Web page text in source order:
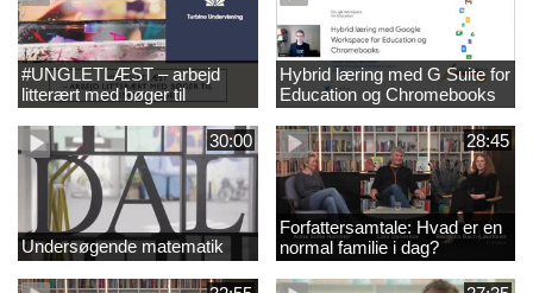
#UNGLETLÆST – arbejd
litterært med bøger til
læsesvage unge
Hybrid læring med G Suite for
Education og Chromebooks
30:00
Undersøgende matematik
28:45
Forfattersamtale: Hvad er en
normal familie i dag?